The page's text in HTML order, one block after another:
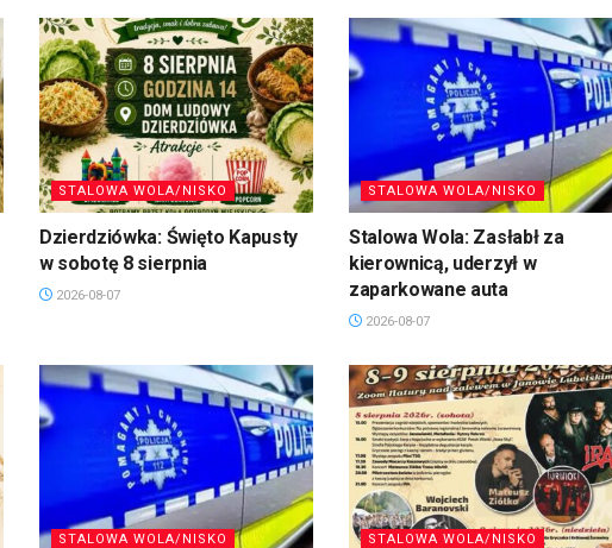
STALOWA WOLA/NISKO
Dzierdziówka: Święto Kapusty
w sobotę 8 sierpnia
2026-08-07
STALOWA WOLA/NISKO
Stalowa Wola: Zasłabł za
kierownicą, uderzył w
zaparkowane auta
2026-08-07
STALOWA WOLA/NISKO STALOWA WOLA/NISKO